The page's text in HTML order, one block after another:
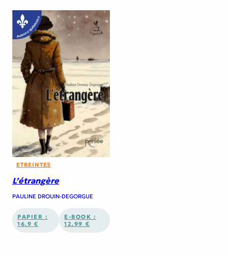
ETREINTES
L’étrangère
PAULINE DROUIN-DEGORGUE
PAPIER :
16.9 €
E-BOOK :
12.99 €